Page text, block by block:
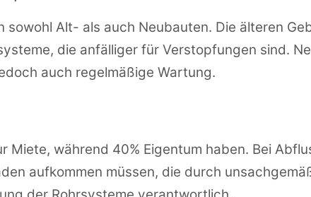
sowohl Alt- als auch Neubauten. Die älteren
die anfälliger für Verstopfungen sind.
auch regelmäßige Wartung.
Miete, während 40% Eigentum haben. Bei
aufkommen müssen, die durch